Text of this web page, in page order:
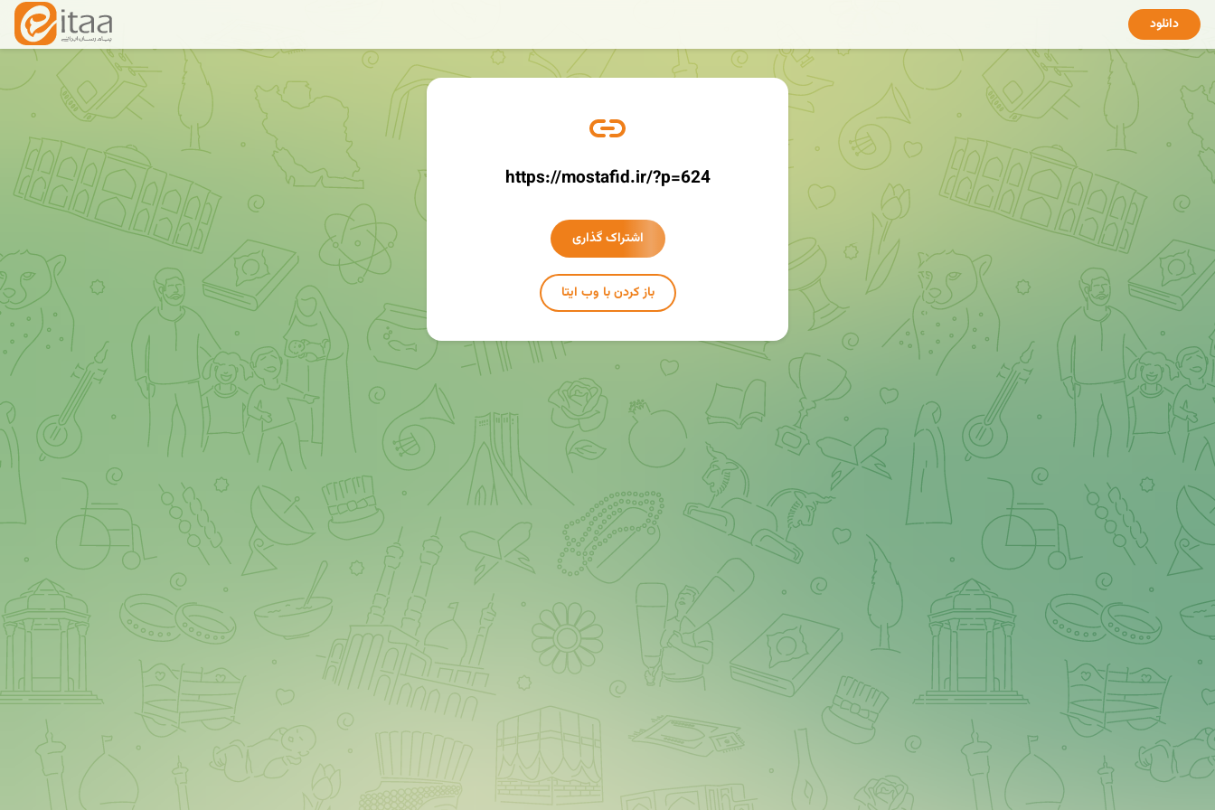
دانلود
https://mostafid.ir/?p=624
اشتراک گذاری
باز کردن با وب ایتا